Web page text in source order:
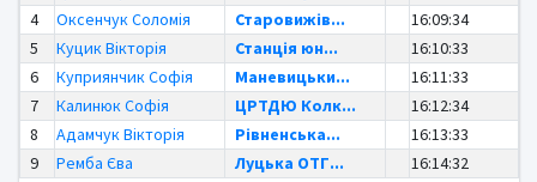
4
Оксенчук Соломія Старовижів...
16:09:34
5
Куцик Вікторія Станція юн...
16:10:33
6
Куприянчик Софія Маневицьки...
16:11:33
7
Калинюк Софія ЦРТДЮ Колк...
16:12:34
8
Адамчук Вікторія Рівненська...
16:13:33
9
Ремба Єва Луцька ОТГ... 16:14:32